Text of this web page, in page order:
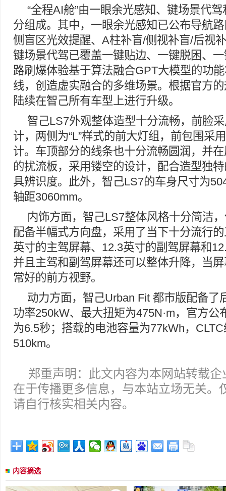
“全程AI舱”由一眼余光感知、键场景代
分组成。其中，一眼余光感知已公布导航
侧盲区光效提醒、A柱补盲/侧视补盲/后视
键场景代驾已覆盖一键贴边、一键脱困、
路刷爆体验基于算法融合GPT大模型的功
线，创造虚实融合的多维场景。根据官方的
陆续在智己所有车型上进行升级。
智己LS7外观整体造型十分流畅，前脸
计，两侧为“L”样式的前大灯组，前包围采
计。车顶部分的线条也十分流畅圆润，并
的扰流板，采用镂空的设计，配合造型独
具辨识度。此外，智己LS7的车身尺寸为
轴距3060mm。
内饰方面，智己LS7整体风格十分简洁
配备半幅式方向盘，采用了当下十分流行
英寸的主驾屏幕、12.3英寸的副驾屏幕和
并且主驾和副驾屏幕还可以整体升降，当
常好的前方视野。
动力方面，智己Urban Fit 都市版配备了
功率250kW、最大扭矩为475N·m，官方公
为6.5秒；搭载的电池容量为77kWh，
510km。
郑重声明：此文内容为本网站转载
在于传播更多信息，与本站立场无关。
请自行核实相关内容。
内容摘选